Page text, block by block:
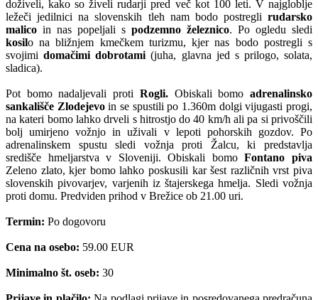
doživeli, kako so živeli rudarji pred več kot 100 leti. V najgloblje
ležeči jedilnici na slovenskih tleh nam bodo postregli rudarsko
malico in nas popeljali s podzemno železnico. Po ogledu sledi
kosilo na bližnjem kmečkem turizmu, kjer nas bodo postregli s
svojimidomačimi dobrotami (juha, glavna jed s prilogo, solata,
sladica).
Pot bomo nadaljevali proti Rogli. Obiskali bomoadrenalinsko
sankališče Zlodejevoin se spustili po 1.360m dolgi vijugasti progi,
na kateri bomo lahko drveli s hitrostjo do 40 km/h ali pa si privoščili
bolj umirjeno vožnjo in uživali v lepoti pohorskih gozdov. Po
adrenalinskem spustu sledi vožnja proti Žalcu, ki predstavlja
središče hmeljarstva v Sloveniji. Obiskali bomoFontano piva
Zeleno zlato, kjer bomo lahko poskusili kar šest različnih vrst piva
slovenskih pivovarjev, varjenih iz štajerskega hmelja. Sledi vožnja
proti domu. Predviden prihod v Brežice ob 21.00 uri.
Termin: Po dogovoru
Cena na osebo: 59.00 EUR
Minimalno št. oseb: 30